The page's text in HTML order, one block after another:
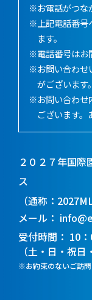
※お電話がつな
※上記電話番号
ます。
※電話番号はお
※お問い合わせ
がございます
※お問い合わせ
ございます。
２０２７年国際
ス
（通称：
メール
受付時間
10
（土・日・祝
※お約束のないご訪問